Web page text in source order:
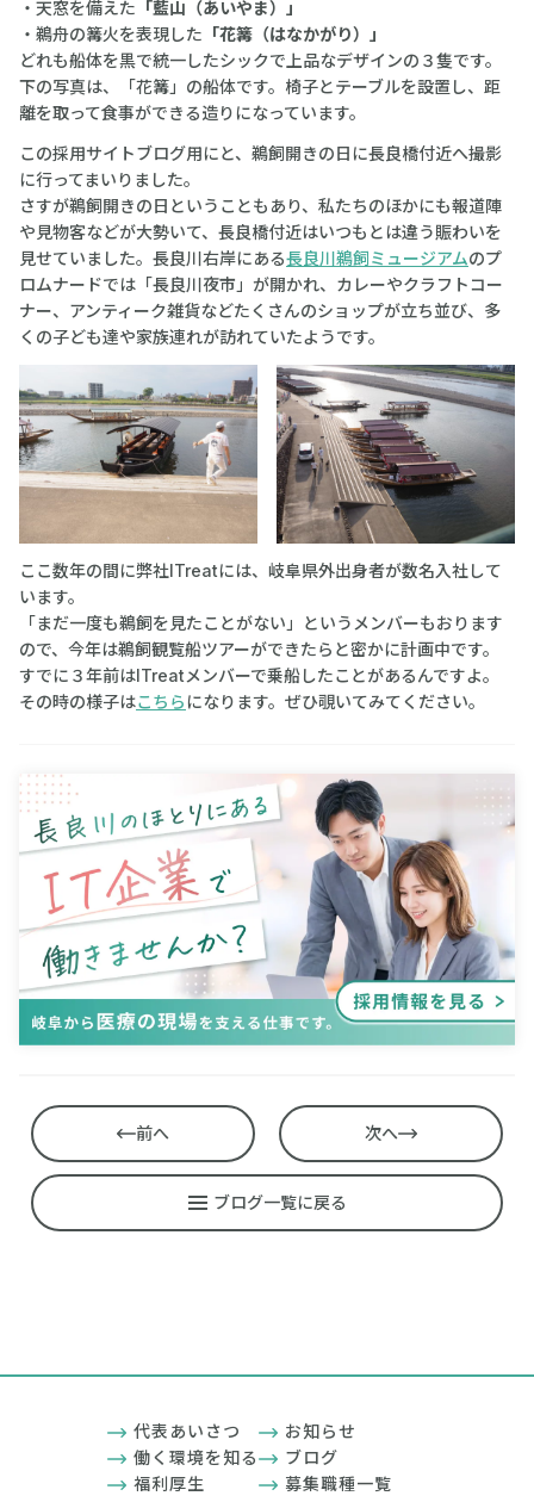
・天窓を備えた 「藍山（あいやま）」
・鵜舟の篝火を表現した 「花篝（はなかがり）」
どれも船体を黒で統一したシックで上品なデザインの３隻です。
下の写真は、「花篝」の船体です。椅子とテーブルを設置し、距
離を取って食事ができる造りになっています。
この採用サイトブログ用にと、鵜飼開きの日に長良橋付近へ撮影
に行ってまいりました。
さすが鵜飼開きの日ということもあり、私たちのほかにも報道陣
や見物客などが大勢いて、長良橋付近はいつもとは違う賑わいを
見せていました。長良川右岸にある長良川鵜飼ミュージアムのプ
ロムナードでは「長良川夜市」が開かれ、カレーやクラフトコー
ナー、アンティーク雑貨などたくさんのショップが立ち並び、多
くの子ども達や家族連れが訪れていたようです。
ここ数年の間に弊社ITreatには、岐阜県外出身者が数名入社して
います。
「まだ一度も鵜飼を見たことがない」というメンバーもおります
ので、今年は鵜飼観覧船ツアーができたらと密かに計画中です。
すでに３年前はITreatメンバーで乗船したことがあるんですよ。
その時の様子はこちらになります。ぜひ覗いてみてください。
前へ
ブログ一覧に戻る
次へ
代表あいさつ
働く環境を知る
福利厚生
お知らせ
ブログ
募集職種一覧